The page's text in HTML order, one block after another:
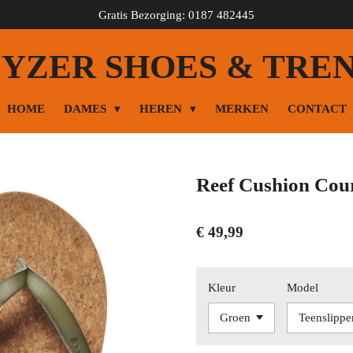
Gratis Bezorging: 0187 482445
SHOES &
HOME DAMES HEREN MERKEN CONTACT
Reef Cushion
€ 49,99
Kleur Model